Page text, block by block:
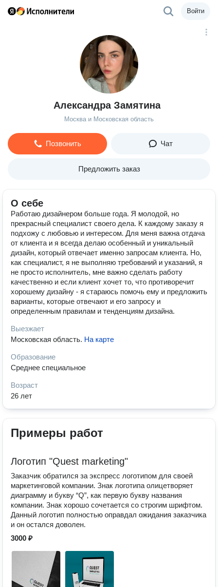
Войти
Александра Замятина
Москва и Московская область
Позвонить Чат
Предложить заказ
О себе
Работаю дизайнером больше года. Я молодой, но
прекрасный специалист своего дела. К каждому заказу я
подхожу с любовью и интересом. Для меня важна отдача
от клиента и я всегда делаю особенный и уникальный
дизайн, который отвечает именно запросам клиента. Но,
как специалист, я не выполняю требований и указаний, я
не просто исполнитель, мне важно сделать работу
качественно и если клиент хочет то, что противоречит
хорошему дизайну - я стараюсь помочь ему и предложить
варианты, которые отвечают и его запросу и
определенным правилам и тенденциям дизайна.
Выезжает
Московская область. На карте
Образование
Среднее специальное
Возраст
26 лет
Примеры работ
Логотип "Quest marketing"
Заказчик обратился за экспресс логотипом для своей
маркетинговой компании. Знак логотипа олицетворяет
диаграмму и букву “Q”, как первую букву названия
компании. Знак хорошо сочетается со строгим шрифтом.
Данный логотип полностью оправдал ожидания заказчика
и он остался доволен.
3000 ₽